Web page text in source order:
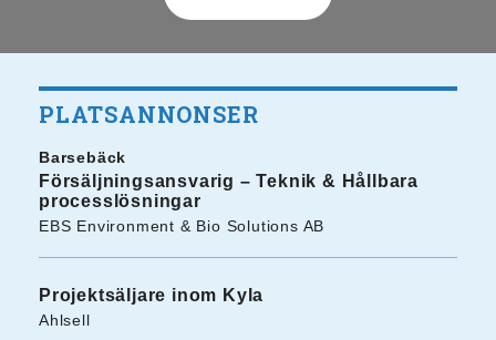
PLATSANNONSER
Barsebäck
Försäljningsansvarig – Teknik & Hållbara
processlösningar
EBS Environment & Bio Solutions AB
Projektsäljare inom Kyla
Ahlsell